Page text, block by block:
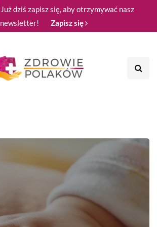
Już dziś zapisz się, aby otrzymywać nasz
newsletter!
Zapisz się